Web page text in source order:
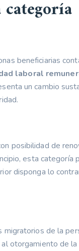
beneficiarias
laboral
un cambio
posibilidad de
esta categoría
disponga lo
de la
otorgamiento de la